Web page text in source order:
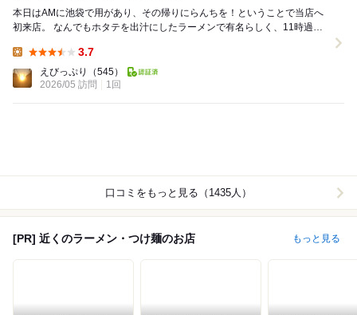
本日はAMに池袋で用があり、その帰りにらんちを！ということで当店へ
初来店。 なんでもホタテを出汁にしたラーメンで有名らしく、11時過ぎ
3.7
えびっぷり
（545）
2026/05 訪問
1回
口コミをもっと見る（1435人）
[PR] 近くのラーメン・つけ麺のお店 もっと見る